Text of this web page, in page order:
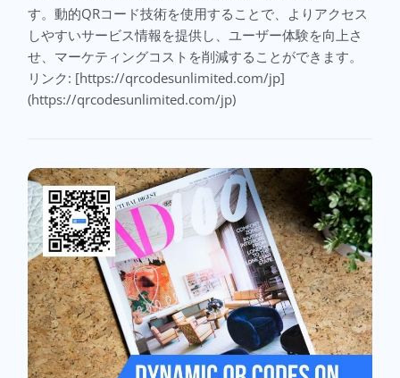
す。動的QRコード技術を使用することで、よりアクセス
しやすいサービス情報を提供し、ユーザー体験を向上さ
せ、マーケティングコストを削減することができます。
リンク: [https://qrcodesunlimited.com/jp]
(https://qrcodesunlimited.com/jp)